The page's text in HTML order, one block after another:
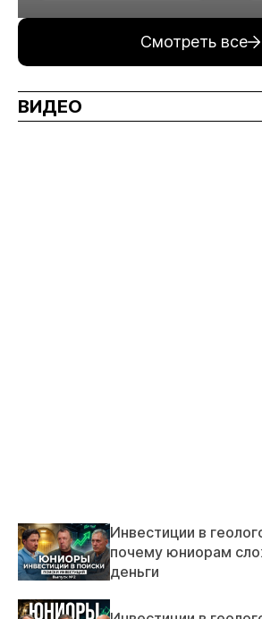
Смотреть все
ВИДЕО
Инвестиции в
почему юниорам
деньги